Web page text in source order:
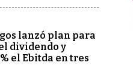
lanzó plan para
dividendo y
el Ebitda en tres